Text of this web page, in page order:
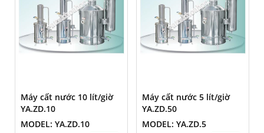
Máy cất nước 10 lít/giờ
YA.ZD.10
MODEL: YA.ZD.10
Máy cất nước 5 lít/giờ
YA.ZD.50
MODEL: YA.ZD.5